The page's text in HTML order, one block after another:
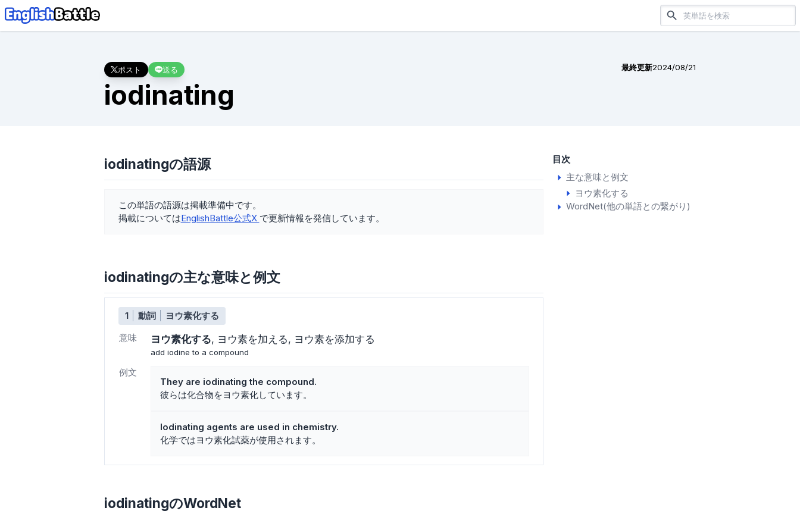
ポスト 送る 最終更新2024/08/21
iodinating
目次
主な意味と例文
ヨウ素化する
WordNet(他の単語との繋がり)
iodinatingの語源
この単語の語源は掲載準備中です。
掲載についてはEnglishBattle公式X で更新情報を発信しています。
iodinatingの主な意味と例文
1 動詞
ヨウ素化する
意味
ヨウ素化する ヨウ素を加える ヨウ素を添加する
add iodine to a compound
例文
They are iodinating the compound.
彼らは化合物をヨウ素化しています。
Iodinating agents are used in chemistry.
化学ではヨウ素化試薬が使用されます。
iodinatingのWordNet